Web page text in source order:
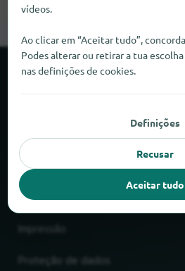
Sobre o locabee
Parceiros
Jurídico
vídeos.
Ao clicar em “Aceitar tudo”,
Podes alterar ou retirar a tua
nas definições de cookies.
Definições
Recusar
Aceitar tudo